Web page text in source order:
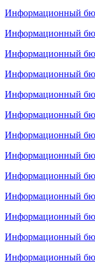
Информационный
Информационный
Информационный
Информационный
Информационный
Информационный
Информационный
Информационный
Информационный
Информационный
Информационный
Информационный
Информационный